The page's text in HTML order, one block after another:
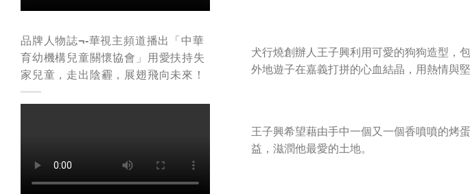
品牌人物誌¬-華視主頻道播出「中華
育幼機構兒童關懷協會」用愛扶持失
家兒童，走出陰霾，展翅飛向未來！
犬行燒創辦人王子興利用可愛的狗狗造型，
外地遊子在嘉義打拼的心血結晶，用熱情與
王子興希望藉由手中一個又一個香噴噴的烤
益，滋潤他最愛的土地。